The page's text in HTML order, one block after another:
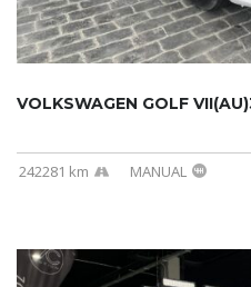
242281 km MANUAL